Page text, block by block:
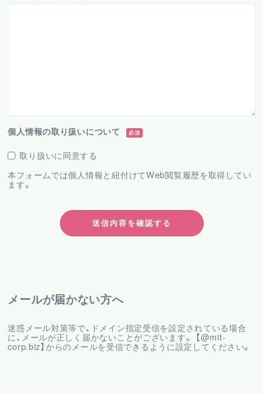
個人情報の取り扱いについて 必須
取り扱いに同意する
本フォームでは個人情報と紐付けてWeb閲覧履歴を取得してい
ます。
メールが届かない方へ
迷惑メール対策等で、ドメイン指定受信を設定されている場合
に、メールが正しく届かないことがございます。 【@mit-
corp.biz】からのメールを受信できるように設定してください。